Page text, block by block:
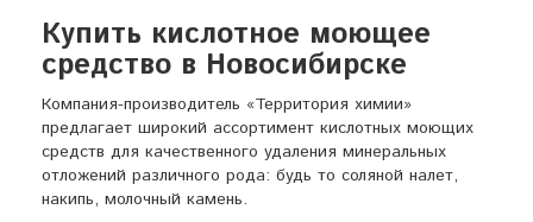
Купить кислотное моющее
средство в Новосибирске
Компания-производитель «Территория химии»
предлагает широкий ассортимент кислотных моющих
средств для качественного удаления минеральных
отложений различного рода: будь то соляной налет,
накипь, молочный камень.